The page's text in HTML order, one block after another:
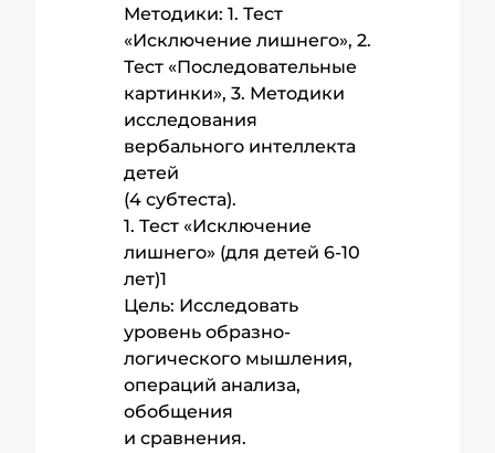
Методики: 1. Тест
«Исключение лишнего», 2.
Тест «Последовательные
картинки», 3. Методики
исследования
вербального интеллекта
детей
(4 субтеста).
1. Тест «Исключение
лишнего» (для детей 6-10
лет)1
Цель: Исследовать
уровень образно-
логического мышления,
операций анализа,
обобщения
и сравнения.